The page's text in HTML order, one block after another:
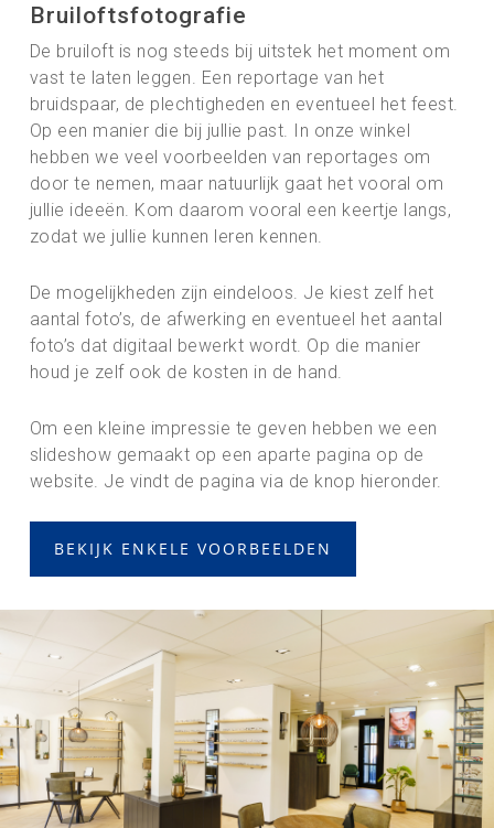
Bruiloftsfotografie
De bruiloft is nog steeds bij uitstek het moment om
vast te laten leggen. Een reportage van het
bruidspaar, de plechtigheden en eventueel het feest.
Op een manier die bij jullie past. In onze winkel
hebben we veel voorbeelden van reportages om
door te nemen, maar natuurlijk gaat het vooral om
jullie ideeën. Kom daarom vooral een keertje langs,
zodat we jullie kunnen leren kennen.
De mogelijkheden zijn eindeloos. Je kiest zelf het
aantal foto’s, de afwerking en eventueel het aantal
foto’s dat digitaal bewerkt wordt. Op die manier
houd je zelf ook de kosten in de hand.
Om een kleine impressie te geven hebben we een
slideshow gemaakt op een aparte pagina op de
website. Je vindt de pagina via de knop hieronder.
BEKIJK ENKELE VOORBEELDEN